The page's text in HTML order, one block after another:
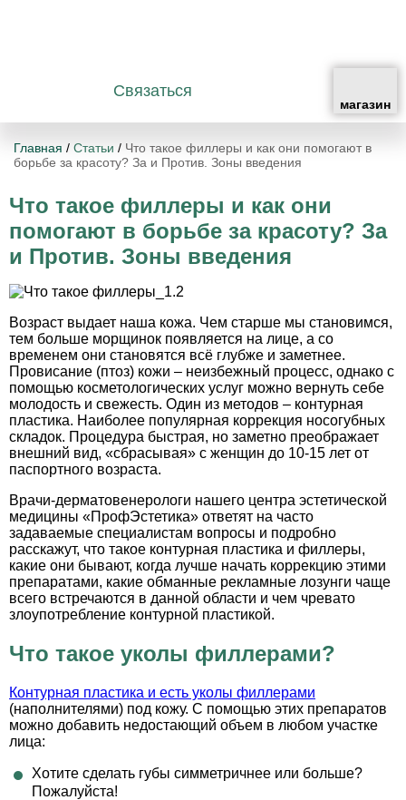
Связаться
Главная / Статьи / Что такое филлеры и как они помогают в
борьбе за красоту? За и Против. Зоны введения
Что такое филлеры и как они
помогают в борьбе за красоту? За
и Против. Зоны введения
Возраст выдает наша кожа. Чем старше мы становимся,
тем больше морщинок появляется на лице, а со
временем они становятся всё глубже и заметнее.
Провисание (птоз) кожи – неизбежный процесс, однако с
помощью косметологических услуг можно вернуть себе
молодость и свежесть. Один из методов – контурная
пластика. Наиболее популярная коррекция носогубных
складок. Процедура быстрая, но заметно преображает
внешний вид, «сбрасывая» с женщин до 10-15 лет от
паспортного возраста.
Врачи-дерматовенерологи нашего центра эстетической
медицины «ПрофЭстетика» ответят на часто
задаваемые специалистам вопросы и подробно
расскажут, что такое контурная пластика и филлеры,
какие они бывают, когда лучше начать коррекцию этими
препаратами, какие обманные рекламные лозунги чаще
всего встречаются в данной области и чем чревато
злоупотребление контурной пластикой.
Что такое уколы филлерами?
Контурная пластика и есть уколы филлерами
(наполнителями) под кожу. С помощью этих препаратов
можно добавить недостающий объем в любом участке
лица:
Хотите сделать губы симметричнее или больше?
Пожалуйста!